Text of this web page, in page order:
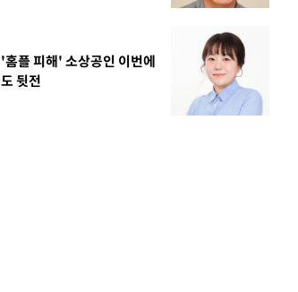
'홈플 피해' 소상공인 이번에
도 뒷전